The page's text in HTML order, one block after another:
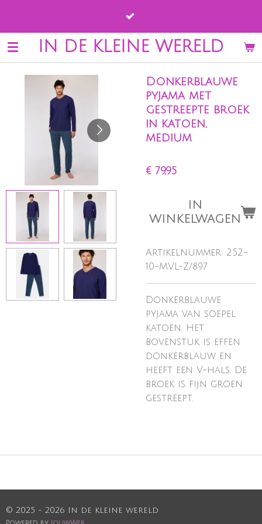
naar
de
IN DE KLEINE WERELD
Donkerblauwe
pyjama met
gestreepte broek
in katoen,
medium
€ 79,95
IN
WINKELWAGEN
Artikelnummer: 252-
10-MVL-Z/897
Donkerblauwe
pyjama van soepel
katoen. Het
bovenstuk is effen
donkerblauw en
heeft een V-hals. De
broek is fijn groen
gestreept.
© 2025 - 2026 In de kleine wereld